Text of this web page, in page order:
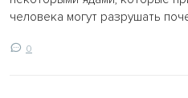
человека могут разрушать
0